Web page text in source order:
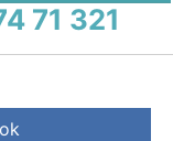
71 321